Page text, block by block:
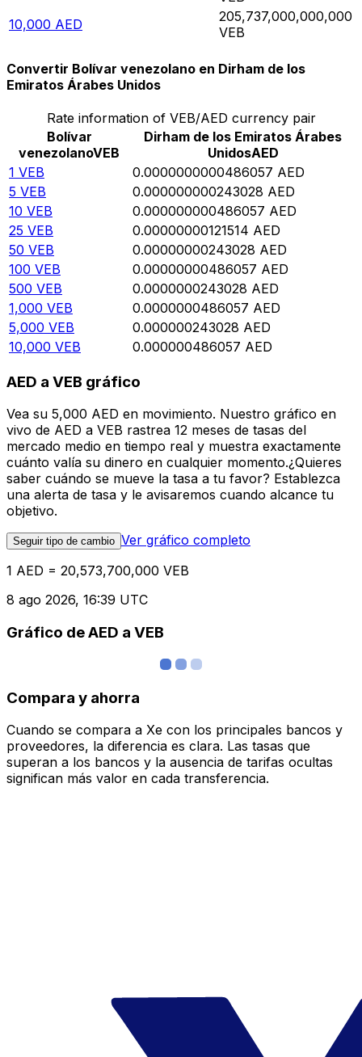
10,000 AED
205,737,000,000,000
VEB
Convertir Bolívar venezolano en Dirham de los
Emiratos Árabes Unidos
Rate information of VEB/AED currency pair
Bolívar
venezolanoVEB
Dirham de los Emiratos Árabes
UnidosAED
1 VEB 0.0000000000486057 AED
5 VEB 0.000000000243028 AED
10 VEB 0.000000000486057 AED
25 VEB 0.00000000121514 AED
50 VEB 0.00000000243028 AED
100 VEB 0.00000000486057 AED
500 VEB 0.0000000243028 AED
1,000 VEB 0.0000000486057 AED
5,000 VEB 0.000000243028 AED
10,000 VEB 0.000000486057 AED
AED a VEB gráfico
Vea su 5,000 AED en movimiento. Nuestro gráfico en
vivo de AED a VEB rastrea 12 meses de tasas del
mercado medio en tiempo real y muestra exactamente
cuánto valía su dinero en cualquier momento.¿Quieres
saber cuándo se mueve la tasa a tu favor? Establezca
una alerta de tasa y le avisaremos cuando alcance tu
objetivo.
Seguir tipo de cambio Ver gráfico completo
1 AED = 20,573,700,000 VEB
8 ago 2026, 16:39 UTC
Gráfico de AED a VEB
Compara y ahorra
Cuando se compara a Xe con los principales bancos y
proveedores, la diferencia es clara. Las tasas que
superan a los bancos y la ausencia de tarifas ocultas
significan más valor en cada transferencia.